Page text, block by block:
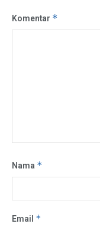
Komentar *
Nama *
Email *